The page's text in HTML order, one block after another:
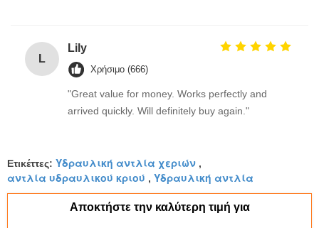
fantastic once you dial in the IPD correctly. The
manual adjustment is smooth, and finding that
sweet spot makes all the difference. No more eye
strain during long sessions. Highly recommend
taking the time to set it up properly!""The Pico 4's
finding that sweet spot makes all the difference.
No more eye strain during long sessions. Highly
properly!""The Pico 4's visual clarity is fantastic
L
Lily
Χρήσιμο (666)
"Great value for money. Works perfectly and
arrived quickly. Will definitely buy again."
Ετικέττες: Υδραυλική αντλία χεριών ,
αντλία υδραυλικού κριού , Υδραυλική αντλία
Αποκτήστε την καλύτερη τιμή για